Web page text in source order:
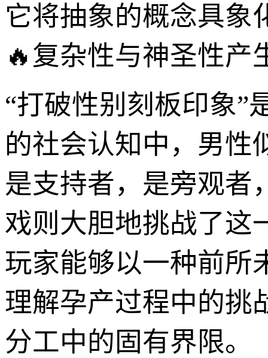
它将抽象的概念具象
🔥复杂性与神圣性产
“打破性别刻板印象”
的社会认知中，男性
是支持者，是旁观者
戏则大胆地挑战了这
玩家能够以一种前所
理解孕产过程中的挑
分工中的固有界限。